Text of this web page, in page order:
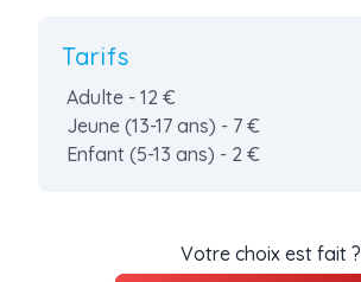
Tarifs
Adulte - 12 €
Jeune (13-17 ans) - 7 €
Enfant (5-13 ans) - 2 €
Votre choix est fait ?